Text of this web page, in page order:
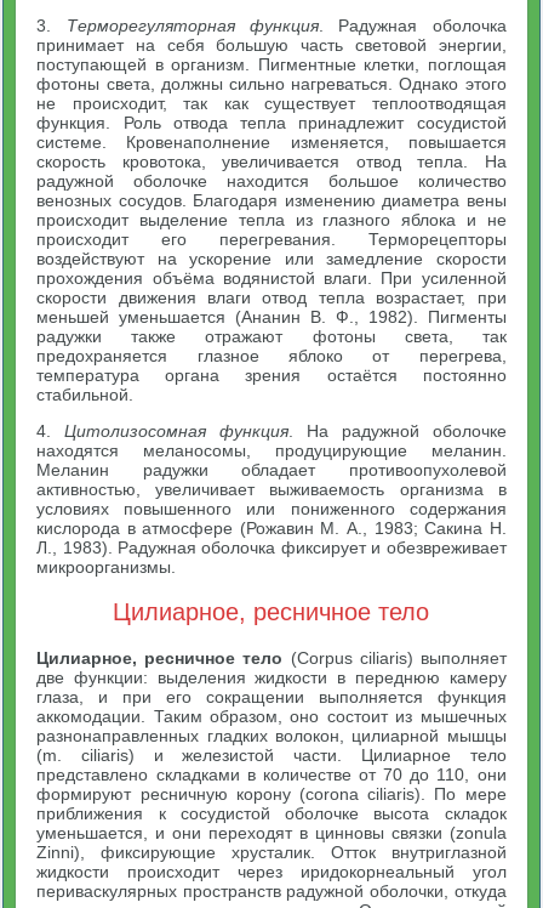
3. Терморегуляторная функция . Радужная оболочка
принимает на себя большую часть световой энергии,
поступающей в организм. Пигментные клетки, поглощая
фотоны света, должны сильно нагреваться. Однако этого
не происходит, так как существует теплоотводящая
функция. Роль отвода тепла принадлежит сосудистой
системе. Кровенаполнение изменяется, повышается
скорость кровотока, увеличивается отвод тепла. На
радужной оболочке находится большое количество
венозных сосудов. Благодаря изменению диаметра вены
происходит выделение тепла из глазного яблока и не
происходит его перегревания. Терморецепторы
воздействуют на ускорение или замедление скорости
прохождения объёма водянистой влаги. При усиленной
скорости движения влаги отвод тепла возрастает, при
меньшей уменьшается (Ананин В. Ф., 1982). Пигменты
радужки также отражают фотоны света, так
предохраняется глазное яблоко от перегрева,
температура органа зрения остаётся постоянно
стабильной.
4.Цитолизосомная функция . На радужной оболочке
находятся меланосомы, продуцирующие меланин.
Меланин радужки обладает противоопухолевой
активностью, увеличивает выживаемость организма в
условиях повышенного или пониженного содержания
кислорода в атмосфере (Рожавин М. А., 1983; Сакина Н.
Л., 1983). Радужная оболочка фиксирует и обезвреживает
микроорганизмы.
Цилиарное, ресничное тело
Цилиарное, ресничное тело (Corpus ciliaris) выполняет
две функции: выделения жидкости в переднюю камеру
глаза, и при его сокращении выполняется функция
аккомодации. Таким образом, оно состоит из мышечных
разнонаправленных гладких волокон, цилиарной мышцы
(m. ciliaris) и железистой части. Цилиарное тело
представлено складками в количестве от 70 до 110, они
формируют ресничную корону (corona ciliaris). По мере
приближения к сосудистой оболочке высота складок
уменьшается, и они переходят в цинновы связки (zonula
Zinni), фиксирующие хрусталик. Отток внутриглазной
жидкости происходит через иридокорнеальный угол
периваскулярных пространств радужной оболочки, откуда